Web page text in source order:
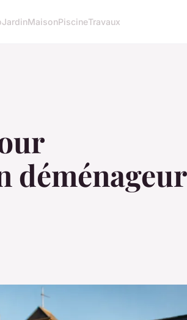
JardinMaisonPiscineTravaux
déménageur